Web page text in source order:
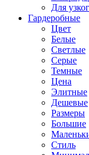
Для
Гардеробные
Цвет
Белые
Светлые
Серые
Темные
Цена
Элитные
Дешевые
Размеры
Большие
Стиль